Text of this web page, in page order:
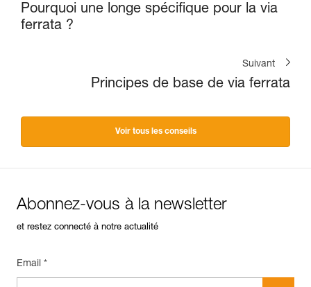
Pourquoi une longe spécifique pour la via
ferrata ?
Suivant
Principes de base de via ferrata
Voir tous les conseils
Abonnez-vous à la newsletter
et restez connecté à notre actualité
Email *